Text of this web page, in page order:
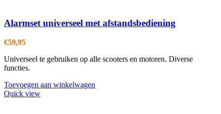
Alarmset universeel met afstandsbediening
€59,95
Universeel te gebruiken op alle scooters en motoren. Diverse
functies.
Toevoegen aan winkelwagen
Quick view